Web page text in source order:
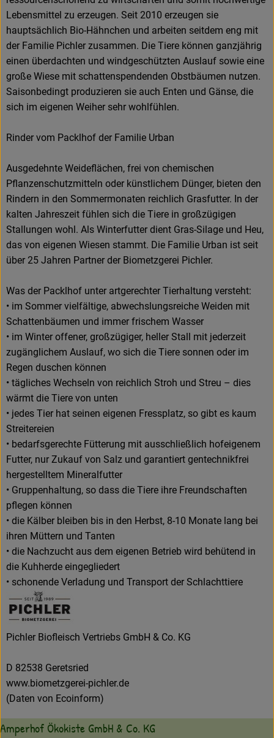
Lebensmittel zu erzeugen. Seit 2010 erzeugen sie
hauptsächlich Bio-Hähnchen und arbeiten seitdem eng mit
der Familie Pichler zusammen. Die Tiere können ganzjährig
einen überdachten und windgeschützten Auslauf sowie eine
große Wiese mit schattenspendenden Obstbäumen nutzen.
Saisonbedingt produzieren sie auch Enten und Gänse, die
sich im eigenen Weiher sehr wohlfühlen.
Rinder vom Packlhof der Familie Urban
Ausgedehnte Weideflächen, frei von chemischen
Pflanzenschutzmitteln oder künstlichem Dünger, bieten den
Rindern in den Sommermonaten reichlich Grasfutter. In der
kalten Jahreszeit fühlen sich die Tiere in großzügigen
Stallungen wohl. Als Winterfutter dient Gras-Silage und Heu,
das von eigenen Wiesen stammt. Die Familie Urban ist seit
über 25 Jahren Partner der Biometzgerei Pichler.
Was der Packlhof unter artgerechter Tierhaltung versteht:
• im Sommer vielfältige, abwechslungsreiche Weiden mit
Schattenbäumen und immer frischem Wasser
• im Winter offener, großzügiger, heller Stall mit jederzeit
zugänglichem Auslauf, wo sich die Tiere sonnen oder im
Regen duschen können
• tägliches Wechseln von reichlich Stroh und Streu – dies
wärmt die Tiere von unten
• jedes Tier hat seinen eigenen Fressplatz, so gibt es kaum
Streitereien
• bedarfsgerechte Fütterung mit ausschließlich hofeigenem
Futter, nur Zukauf von Salz und garantiert gentechnikfrei
hergestelltem Mineralfutter
• Gruppenhaltung, so dass die Tiere ihre Freundschaften
pflegen können
• die Kälber bleiben bis in den Herbst, 8-10 Monate lang bei
ihren Müttern und Tanten
• die Nachzucht aus dem eigenen Betrieb wird behütend in
die Kuhherde eingegliedert
• schonende Verladung und Transport der Schlachttiere
Pichler Biofleisch Vertriebs GmbH & Co. KG
D 82538 Geretsried
www.biometzgerei-pichler.de
(Daten von Ecoinform)
Amperhof Ökokiste GmbH & Co. KG